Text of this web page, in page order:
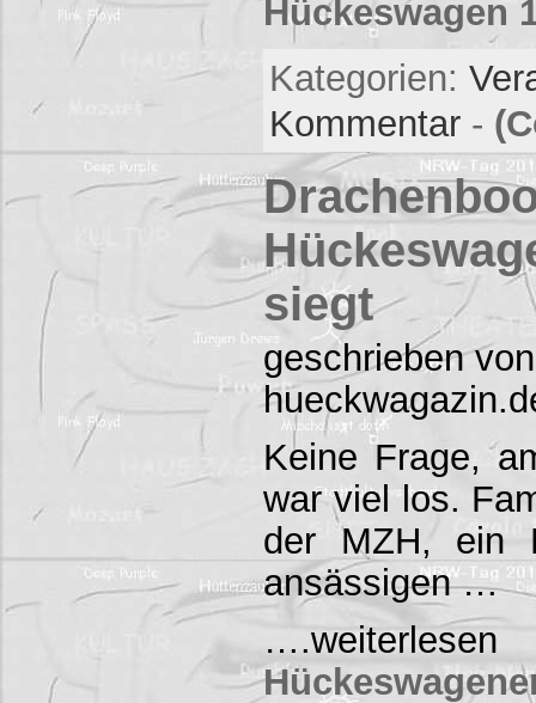
Hückeswagen
Kategorien:
Kommentar-
siegt
geschrieben
Keine Frage,
war viel los.
der MZH, ein
ansässigen …